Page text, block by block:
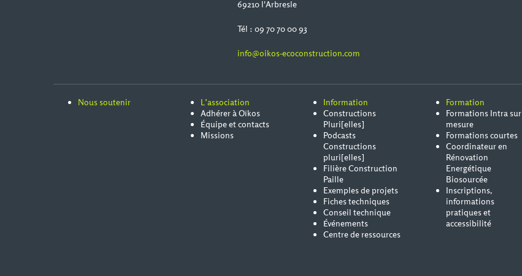
69210 l'Arbresle
Tél : 09 70 70 00 93
info@oikos-ecoconstruction.com
Nous soutenir
L’association
Adhérer à Oïkos
Équipe et contacts
Missions
Information
Constructions
Pluri[elles]
Podcasts
Constructions
pluri[elles]
Filière Construction
Paille
Exemples de projets
Fiches techniques
Conseil technique
Événements
Centre de ressources
Formation
Formations Intra sur
mesure
Formations courtes
Coordinateur en
Rénovation
Energétique
Biosourcée
Inscriptions,
informations
pratiques et
accessibilité